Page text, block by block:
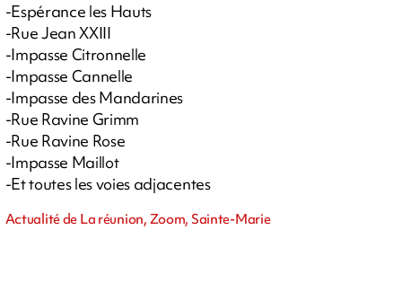
-Espérance les Hauts
-Rue Jean XXIII
-Impasse Citronnelle
-Impasse Cannelle
-Impasse des Mandarines
-Rue Ravine Grimm
-Rue Ravine Rose
-Impasse Maillot
-Et toutes les voies adjacentes
Actualité de La réunion, Zoom, Sainte-Marie